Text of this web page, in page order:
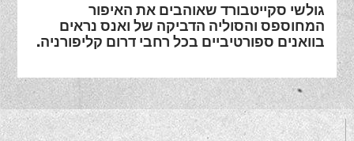
גולשי סקייטבורד שאוהבים את האיפור
המחוספס והסוליה הדביקה של ואנס נראים
בוואנים ספורטיביים בכל רחבי דרום קליפורניה.